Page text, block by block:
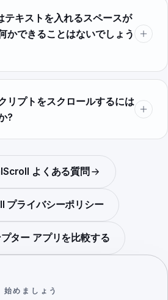
キストを入れるスペースが
かできることはないでしょう
リプトをスクロールするには
?
よくある質問
プライバシーポリシー
ター アプリを比較する
始めましょう